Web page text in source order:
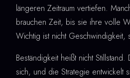
längeren Zeitraum vertiefen.
brauchen Zeit, bis sie ihre volle
Wichtig ist nicht Geschwindigkeit,
Beständigkeit heißt nicht
sich, und die Strategie entwickelt